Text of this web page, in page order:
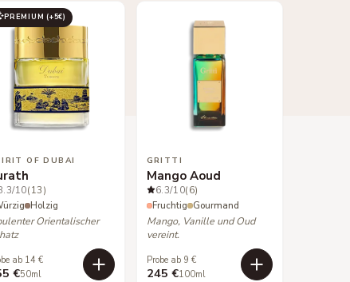
PREMIUM (+5€)
OF DUBAI
/10(13)
Holzig
Orientalischer
ab 14 €
€50ml
GRITTI
Mango Aoud
6.3/10(6)
Fruchtig Gourmand
Mango, Vanille und Oud
vereint.
Probe ab 9 €
245 €100ml